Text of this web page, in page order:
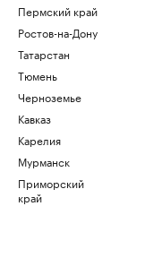
Пермский край
Ростов-на-Дону
Татарстан
Тюмень
Черноземье
Кавказ
Карелия
Мурманск
Приморский
край